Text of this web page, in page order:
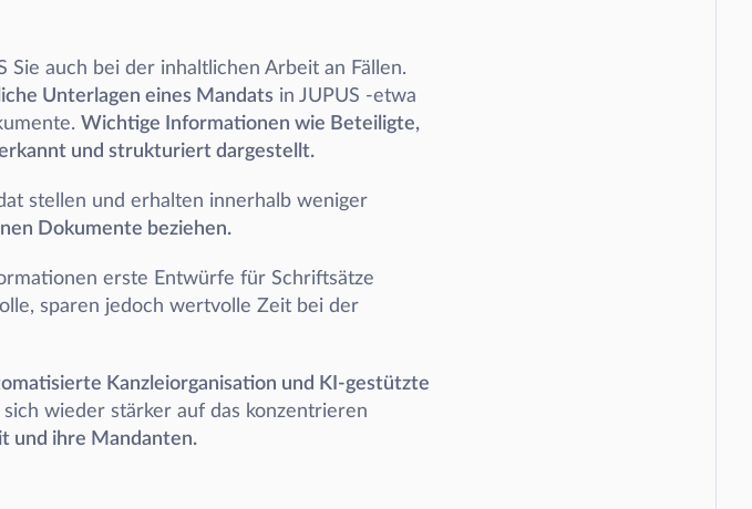
Unterlagen eines Mandats in JUPUS -etwa
Wichtige Informationen wie Beteiligte,
und strukturiert dargestellt.
stellen und erhalten innerhalb weniger
Dokumente beziehen.
erste Entwürfe für Schriftsätze
sparen jedoch wertvolle Zeit bei der
Kanzleiorganisation und KI-gestützte
sich wieder stärker auf das konzentrieren
und ihre Mandanten.